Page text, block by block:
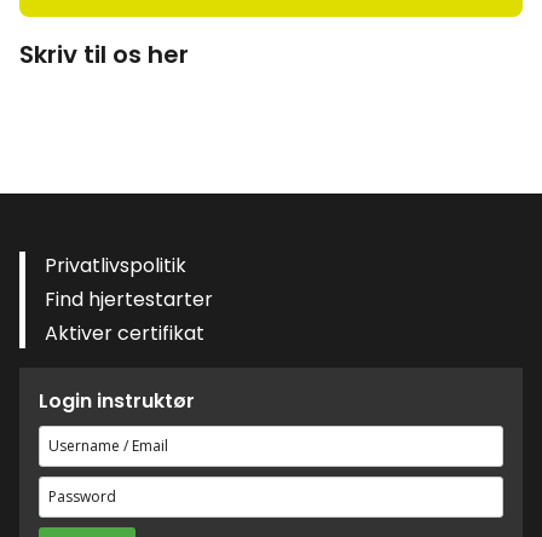
Skriv til os her
Privatlivspolitik
Find hjertestarter
Aktiver certifikat
Login instruktør
Brugernavn
eller
e-
mailadresse
Adgangskode